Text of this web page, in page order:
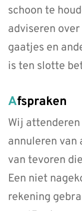
schoon te
adviseren
gaatjes en
is ten slotte
Afspraken
Wij
annuleren
van tevoren
Een niet
rekening